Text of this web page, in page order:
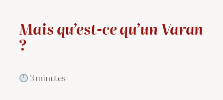
Mais qu’est-ce qu’un Varan
?
3 minutes